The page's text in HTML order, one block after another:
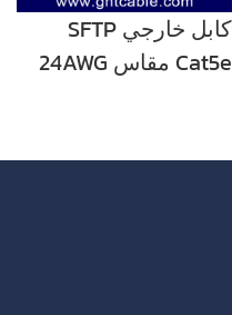
كابل خارجي SFTP
Cat5e مقاس 24AWG